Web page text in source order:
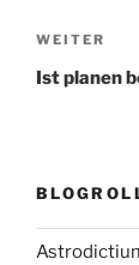
Nächster
Beitrag
WEITER
Ist planen